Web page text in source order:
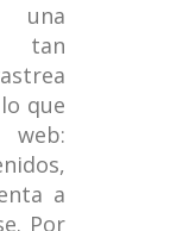
tan
que
a
Por